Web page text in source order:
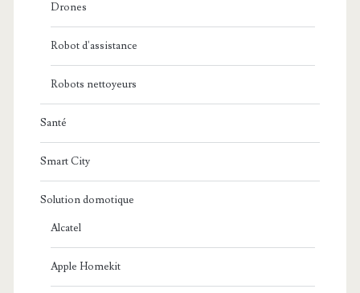
Drones
Robot d'assistance
Robots nettoyeurs
Santé
Smart City
Solution domotique
Alcatel
Apple Homekit